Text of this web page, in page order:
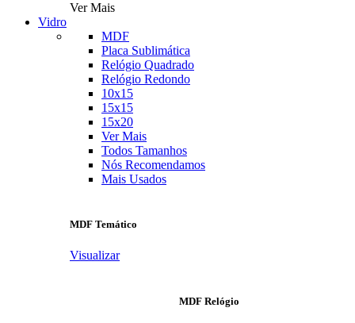
Ver Mais
Vidro
MDF
Placa Sublimática
Relógio Quadrado
Relógio Redondo
10x15
15x15
15x20
Ver Mais
Todos Tamanhos
Nós Recomendamos
Mais Usados
MDF Temático
Visualizar
MDF Relógio